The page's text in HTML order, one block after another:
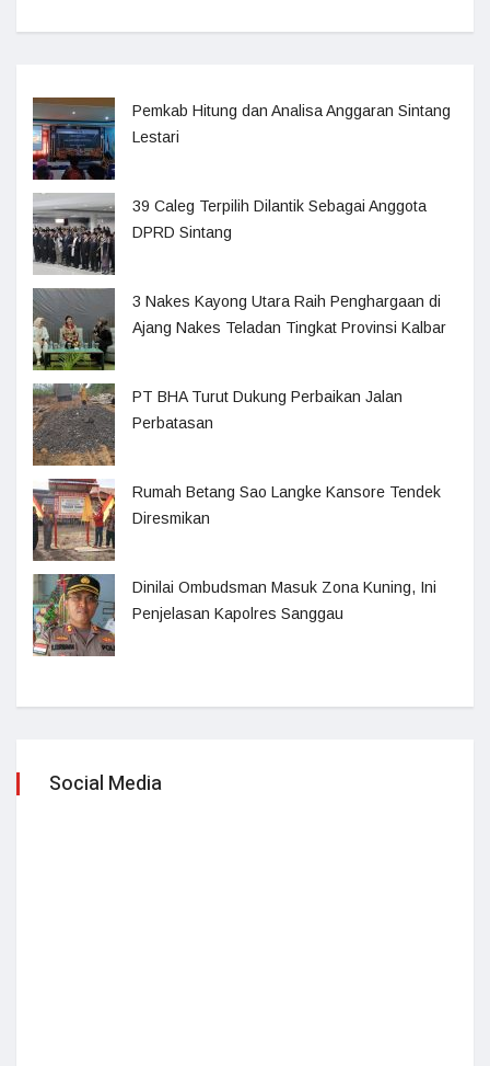
Pemkab Hitung dan Analisa Anggaran Sintang
Lestari
39 Caleg Terpilih Dilantik Sebagai Anggota
DPRD Sintang
3 Nakes Kayong Utara Raih Penghargaan di
Ajang Nakes Teladan Tingkat Provinsi Kalbar
PT BHA Turut Dukung Perbaikan Jalan
Perbatasan
Rumah Betang Sao Langke Kansore Tendek
Diresmikan
Dinilai Ombudsman Masuk Zona Kuning, Ini
Penjelasan Kapolres Sanggau
Social Media